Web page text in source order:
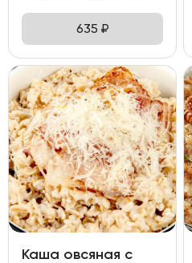
635 ₽
Каша овсяная с